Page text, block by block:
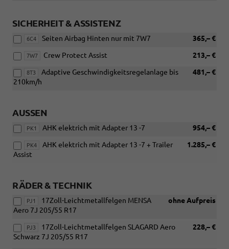
SICHERHEIT & ASSISTENZ
6C4 365,– €
Seiten Airbag Hinten nur mit 7W7
7W7 213,– €
Crew Protect Assist
8T3 481,– €
Adaptive Geschwindigkeitsregelanlage bis
210km/h
AUSSEN
PK1 954,– €
AHK elektrich mit Adapter 13 -7
PK4 1.285,– €
AHK elektrich mit Adapter 13 -7 + Trailer
Assist
RÄDER & TECHNIK
PJ1 ohne Aufpreis
17Zoll-Leichtmetallfelgen MENSA
Aero 7J 205/55 R17
PJ3 228,– €
17Zoll-Leichtmetallfelgen SLAGARD Aero
Schwarz 7J 205/55 R17